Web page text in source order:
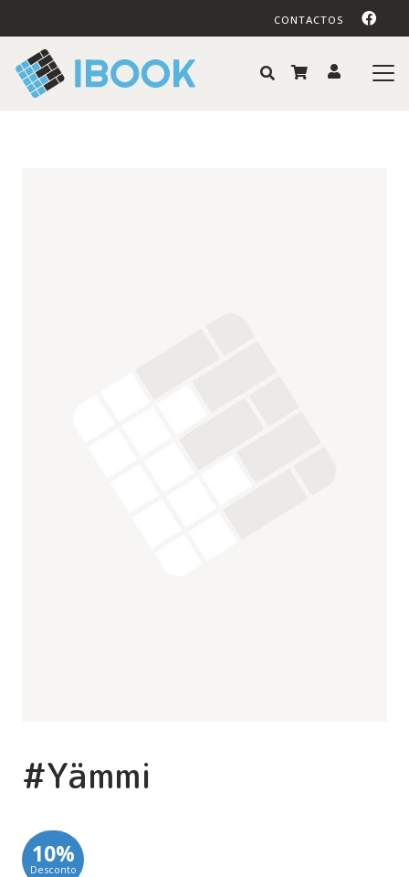
CONTACTOS
#Yämmi
10%
Desconto